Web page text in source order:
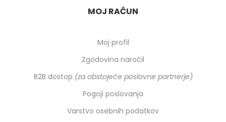
MOJ RAČUN
Moj profil
Zgodovina naročil
B2B dostop (za obstoječe poslovne partnerje)
Pogoji poslovanja
Varstvo osebnih podatkov